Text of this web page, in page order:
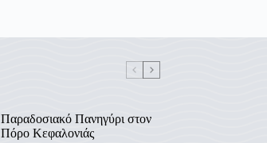
Παραδοσιακό Πανηγύρι στον
Πόρο Κεφαλονιάς